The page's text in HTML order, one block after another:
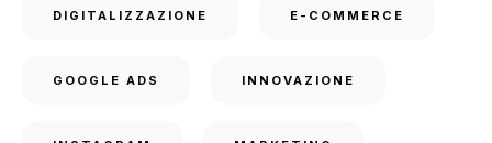
DIGITALIZZAZIONE E-COMMERCE
GOOGLE ADS INNOVAZIONE